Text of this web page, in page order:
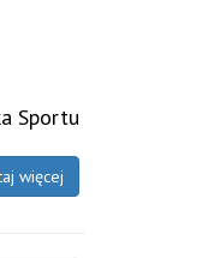
Sportu
więcej